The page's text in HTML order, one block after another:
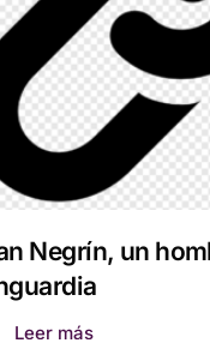
Negrín, un
Leer más